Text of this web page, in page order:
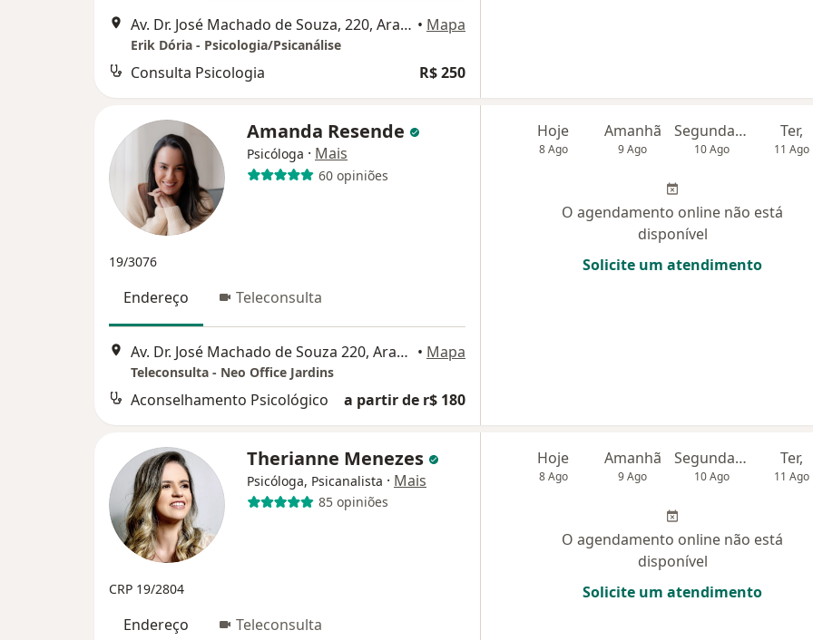
Av. Dr. José Machado de Souza, 220, Aracaju • Mapa
Erik Dória - Psicologia/Psicanálise
Consulta Psicologia R$ 250
Amanda Resende
Psicóloga · Mais
60 opiniões
19/3076
Endereço Teleconsulta
Av. Dr. José Machado de Souza 220, Aracaju • Mapa
Teleconsulta - Neo Office Jardins
Aconselhamento Psicológico a partir de r$ 180
Hoje
8 Ago
Amanhã
9 Ago
Segunda-feira
10 Ago
Ter,
11 Ago
O agendamento online não está
disponível
Solicite um atendimento
Therianne Menezes
Psicóloga, Psicanalista · Mais
85 opiniões
CRP 19/2804
Endereço Teleconsulta
Hoje
8 Ago
Amanhã
9 Ago
Segunda-feira
10 Ago
Ter,
11 Ago
O agendamento online não está
disponível
Solicite um atendimento